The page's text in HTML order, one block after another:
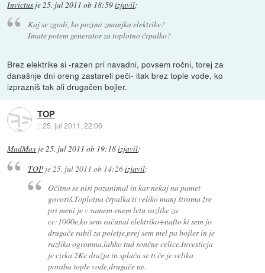
Invictus je25. jul 2011 ob 18:59izjavil:
Kaj se zgodi, ko pozimi zmanjka elektrike?
Imate potem generator za toplotno črpalko?
Brez elektrike si -razen pri navadni, povsem ročni, torej za
današnje dni oreng zastareli peči- itak brez tople vode, ko
izprazniš tak ali drugačen bojler.
TOP
::25. jul 2011, 22:06
MadMax je25. jul 2011 ob 19:18izjavil:
TOPje 25. jul 2011 ob 14:26izjavil:
Očitno se nisi pozanimal in kar nekaj na pamet
govoriš.Toplotna črpalka ti veliko manj štroma žre
pri meni je v samem enem letu razlike za
cc:1000e,ko sem računal elektriko+nafto ki sem jo
drugače rabil za poletje,prej sem mel pa bojler in je
razlika ogromna,lahko tud sončne celice.Investicja
je cirka 2Ke dražja in splača se ti če je velika
poraba tople vode,drugače ne.